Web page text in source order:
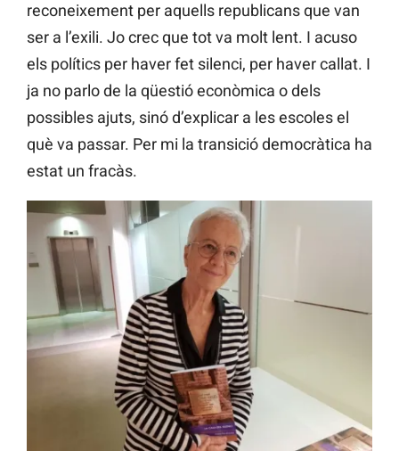
reconeixement per aquells republicans que van
ser a l’exili. Jo crec que tot va molt lent. I acuso
els polítics per haver fet silenci, per haver callat. I
ja no parlo de la qüestió econòmica o dels
possibles ajuts, sinó d’explicar a les escoles el
què va passar. Per mi la transició democràtica ha
estat un fracàs.